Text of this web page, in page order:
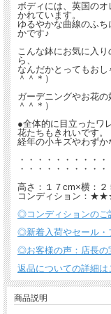
ボディには、英国の
かれています。
ゆるやかな曲線のふ
かです♪
こんな鉢にお気に入
ら、
なんだかとってもお
＾＾＊）
ガーデニングやお花
＾＾＊）
●全体的に目立ったワ
花たちもきれいです。
経年の小キズやわずか
・・・・・・・・・
・・・・・・・・・・
高さ：１７cm×横：
コンディション：
◎コンディションのご
◎新着入荷やセール・
◎お客様の声：店長の
返品についての詳細は
商品説明